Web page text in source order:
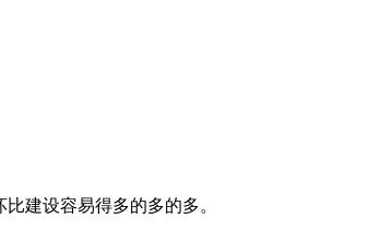
建设容易得多的多的多。